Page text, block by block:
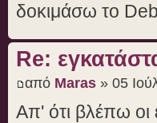
δοκιμάσω το
Re:
από Maras » 05
Απ' ότι βλέπω οι